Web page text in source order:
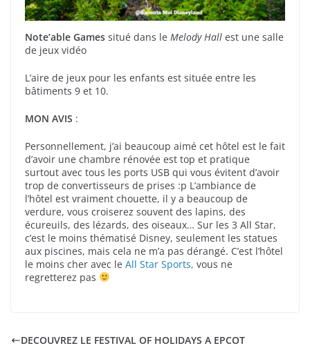
Note’able Games situé dans le Melody Hall est une salle
de jeux vidéo
L’aire de jeux pour les enfants est située entre les
bâtiments 9 et 10.
MON AVIS :
Personnellement, j’ai beaucoup aimé cet hôtel est le fait
d’avoir une chambre rénovée est top et pratique
surtout avec tous les ports USB qui vous évitent d’avoir
trop de convertisseurs de prises :p L’ambiance de
l’hôtel est vraiment chouette, il y a beaucoup de
verdure, vous croiserez souvent des lapins, des
écureuils, des lézards, des oiseaux… Sur les 3 All Star,
c’est le moins thématisé Disney, seulement les statues
aux piscines, mais cela ne m’a pas dérangé. C’est l’hôtel
le moins cher avec le All Star Sports, vous ne
regretterez pas
DECOUVREZ LE FESTIVAL OF HOLIDAYS A EPCOT